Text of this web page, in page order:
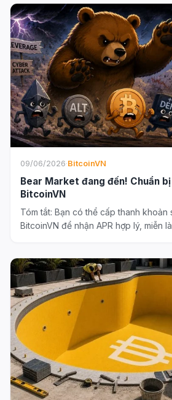
09/06/2026·BitcoinVN
Bear Market đang đến! Chuẩn
BitcoinVN
Tóm tắt: Bạn có thể cấp thanh khoản
BitcoinVN để nhận APR hợp lý, miễn